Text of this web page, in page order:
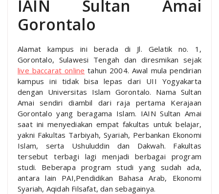
IAIN Sultan Amai
Gorontalo
Alamat kampus ini berada di Jl. Gelatik no. 1,
Gorontalo, Sulawesi Tengah dan diresmikan sejak
live baccarat online tahun 2004. Awal mula pendirian
kampus ini tidak bisa lepas dari UII Yogyakarta
dengan Universitas Islam Gorontalo. Nama Sultan
Amai sendiri diambil dari raja pertama Kerajaan
Gorontalo yang beragama Islam. IAIN Sultan Amai
saat ini menyediakan empat fakultas untuk belajar,
yakni Fakultas Tarbiyah, Syariah, Perbankan Ekonomi
Islam, serta Ushuluddin dan Dakwah. Fakultas
tersebut terbagi lagi menjadi berbagai program
studi. Beberapa program studi yang sudah ada,
antara lain PAI,Pendidikan Bahasa Arab, Ekonomi
Syariah, Aqidah Filsafat, dan sebagainya.